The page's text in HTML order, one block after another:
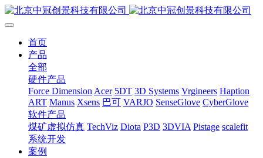
首页
产品
全部
硬件产品
Force Dimension Acer 5DT 3D Systems Vrgineers Haption
ART Manus Xsens 巴可 VARJO SenseGlove CyberGlove
软件产品
煤矿虚拟仿真 TechViz Diota P3D 3DVIA Pistage scalefit
系统开发
案例